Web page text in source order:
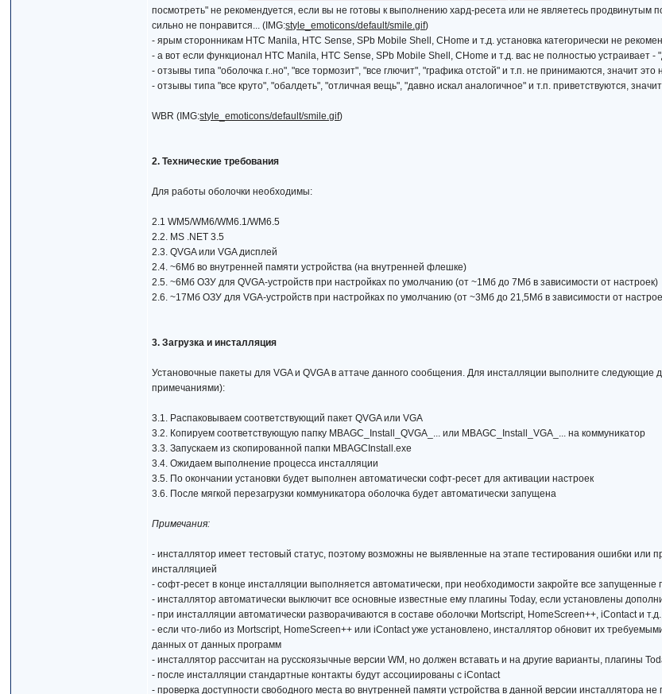
посмотреть" не рекомендуется, если вы не готовы к выполнению хард-ресета или не являетесь продвинутым
сильно не понравится... (IMG:style_emoticons/default/smile.gif)
- ярым сторонникам HTC Manila, HTC Sense, SPb Mobile Shell, CHome и т.д. установка категорически не
- а вот если функционал HTC Manila, HTC Sense, SPb Mobile Shell, CHome и т.д. вас не полностью устраивает -
- отзывы типа "оболочка г..но", "все тормозит", "все глючит", "графика отстой" и т.п. не принимаются, значит это
- отзывы типа "все круто", "обалдеть", "отличная вещь", "давно искал аналогичное" и т.п. приветствуются,
WBR (IMG:style_emoticons/default/smile.gif)
2. Технические требования
Для работы оболочки необходимы:
2.1 WM5/WM6/WM6.1/WM6.5
2.2. MS .NET 3.5
2.3. QVGA или VGA дисплей
2.4. ~6Мб во внутренней памяти устройства (на внутренней флешке)
2.5. ~6Мб ОЗУ для QVGA-устройств при настройках по умолчанию (от ~1Мб до 7Мб в зависимости от настроек)
2.6. ~17Мб ОЗУ для VGA-устройств при настройках по умолчанию (от ~3Мб до 21,5Мб в зависимости от
3. Загрузка и инсталляция
Установочные пакеты для VGA и QVGA в аттаче данного сообщения. Для инсталляции выполните следующие
примечаниями):
3.1. Распаковываем соответствующий пакет QVGA или VGA
3.2. Копируем соответствующую папку MBAGC_Install_QVGA_... или MBAGC_Install_VGA_... на коммуникатор
3.3. Запускаем из скопированной папки MBAGCInstall.exe
3.4. Ожидаем выполнение процесса инсталляции
3.5. По окончании установки будет выполнен автоматически софт-ресет для активации настроек
3.6. После мягкой перезагрузки коммуникатора оболочка будет автоматически запущена
Примечания:
- инсталлятор имеет тестовый статус, поэтому возможны не выявленные на этапе тестирования ошибки
инсталляцией
- софт-ресет в конце инсталляции выполняется автоматически, при необходимости закройте все
- инсталлятор автоматически выключит все основные известные ему плагины Today, если установлены
- при инсталляции автоматически разворачиваются в составе оболочки Mortscript, HomeScreen++, iContact и
- если что-либо из Mortscript, HomeScreen++ или iContact уже установлено, инсталлятор обновит их
данных от данных программ
- инсталлятор рассчитан на русскоязычные версии WM, но должен вставать и на другие варианты, плагины
- после инсталляции стандартные контакты будут ассоциированы с iContact
- проверка доступности свободного места во внутренней памяти устройства в данной версии инсталлятора не